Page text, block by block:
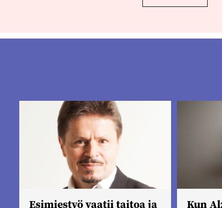
Esimiestyö vaatii taitoa ja Kun